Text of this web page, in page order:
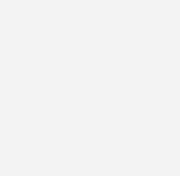
Anbieter von Photovoltaik- und